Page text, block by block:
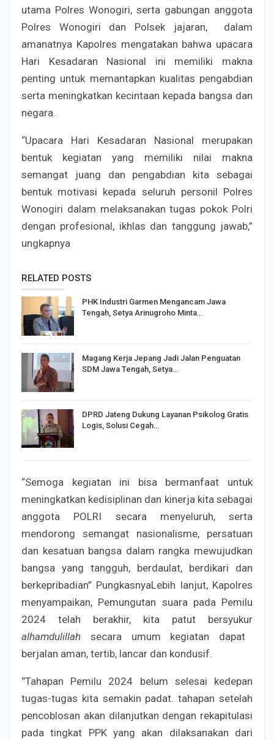
utama Polres Wonogiri, serta gabungan anggota
Polres Wonogiri dan Polsek jajaran, dalam
amanatnya Kapolres mengatakan bahwa upacara
Hari Kesadaran Nasional ini memiliki makna
penting untuk memantapkan kualitas pengabdian
serta meningkatkan kecintaan kepada bangsa dan
negara.
“Upacara Hari Kesadaran Nasional merupakan
bentuk kegiatan yang memiliki nilai makna
semangat juang dan pengabdian kita sebagai
bentuk motivasi kepada seluruh personil Polres
Wonogiri dalam melaksanakan tugas pokok Polri
dengan profesional, ikhlas dan tanggung jawab,”
ungkapnya
RELATED POSTS
PHK Industri Garmen Mengancam Jawa
Tengah, Setya Arinugroho Minta…
Magang Kerja Jepang Jadi Jalan Penguatan
SDM Jawa Tengah, Setya…
DPRD Jateng Dukung Layanan Psikolog Gratis
Logis, Solusi Cegah…
“Semoga kegiatan ini bisa bermanfaat untuk
meningkatkan kedisiplinan dan kinerja kita sebagai
anggota POLRI secara menyeluruh, serta
mendorong semangat nasionalisme, persatuan
dan kesatuan bangsa dalam rangka mewujudkan
bangsa yang tangguh, berdaulat, berdikari dan
berkepribadian” PungkasnyaLebih lanjut, Kapolres
menyampaikan, Pemungutan suara pada Pemilu
2024 telah berakhir, kita patut bersyukur
alhamdulillah secara umum kegiatan dapat
berjalan aman, tertib, lancar dan kondusif.
‘’Tahapan Pemilu 2024 belum selesai kedepan
tugas-tugas kita semakin padat. tahapan setelah
pencoblosan akan dilanjutkan dengan rekapitulasi
pada tingkat PPK yang akan dilaksanakan dari